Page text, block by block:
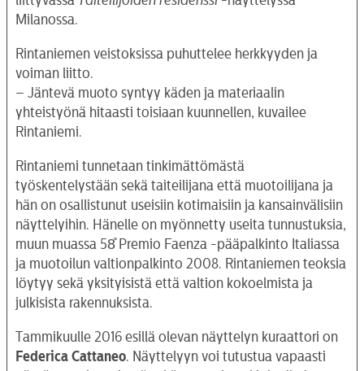
Milanossa.
Rintaniemen veistoksissa puhuttelee herkkyyden ja
voiman liitto.
– Jäntevä muoto syntyy käden ja materiaalin
yhteistyönä hitaasti toisiaan kuunnellen, kuvailee
Rintaniemi.
Rintaniemi tunnetaan tinkimättömästä
työskentelystään sekä taiteilijana että muotoilijana ja
hän on osallistunut useisiin kotimaisiin ja kansainvälisiin
näyttelyihin. Hänelle on myönnetty useita tunnustuksia,
muun muassa 58̊ Premio Faenza -pääpalkinto Italiassa
ja muotoilun valtionpalkinto 2008. Rintaniemen teoksia
löytyy sekä yksityisistä että valtion kokoelmista ja
julkisista rakennuksista.
Tammikuulle 2016 esillä olevan näyttelyn kuraattori on
Federica Cattaneo. Näyttelyyn voi tutustua vapaasti